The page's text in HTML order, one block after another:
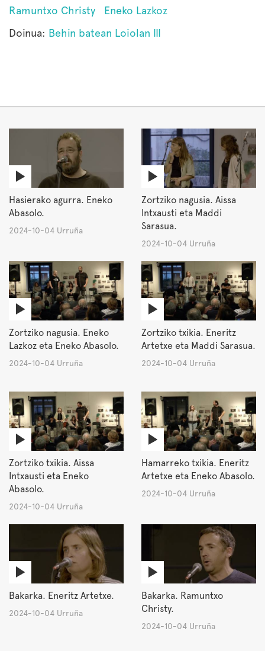
Ramuntxo Christy
Eneko Lazkoz
Doinua: Behin batean Loiolan III
Hasierako agurra. Eneko
Abasolo.
2024-10-04 Urruña
Zortziko nagusia. Aissa
Intxausti eta Maddi
Sarasua.
2024-10-04 Urruña
Zortziko nagusia. Eneko
Lazkoz eta Eneko Abasolo.
2024-10-04 Urruña
Zortziko txikia. Eneritz
Artetxe eta Maddi Sarasua.
2024-10-04 Urruña
Zortziko txikia. Aissa
Intxausti eta Eneko
Abasolo.
2024-10-04 Urruña
Hamarreko txikia. Eneritz
Artetxe eta Eneko Abasolo.
2024-10-04 Urruña
Bakarka. Eneritz Artetxe.
2024-10-04 Urruña
Bakarka. Ramuntxo
Christy.
2024-10-04 Urruña